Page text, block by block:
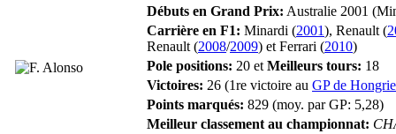
Débuts en Grand Prix: Australie 2001
Carrière en F1: Minardi (2001), Renault (
Renault (2008/2009) et Ferrari (2010)
Pole positions: 20 et Meilleurs tours: 18
Victoires: 26 (1re victoire au GP de
Points marqués: 829 (moy. par GP: 5,28)
Meilleur classement au championnat: